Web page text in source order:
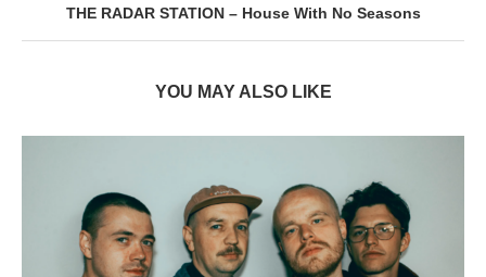
THE RADAR STATION – House With No Seasons
YOU MAY ALSO LIKE